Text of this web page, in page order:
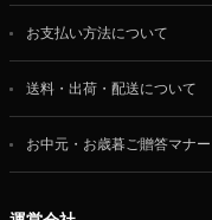
お支払い方法について
送料・出荷・配送について
お中元・お歳暮ご贈答マナー